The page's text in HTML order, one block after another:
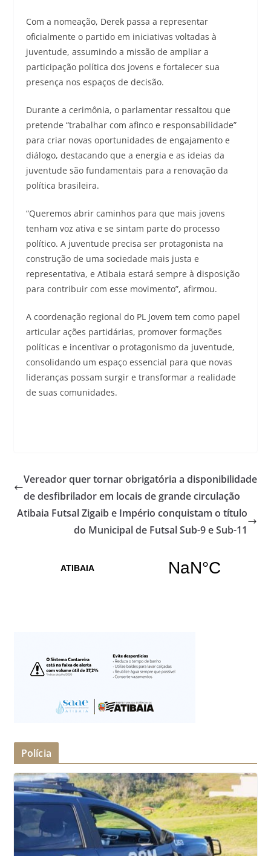
Com a nomeação, Derek passa a representar
oficialmente o partido em iniciativas voltadas à
juventude, assumindo a missão de ampliar a
participação política dos jovens e fortalecer sua
presença nos espaços de decisão.
Durante a cerimônia, o parlamentar ressaltou que
pretende “trabalhar com afinco e responsabilidade”
para criar novas oportunidades de engajamento e
diálogo, destacando que a energia e as ideias da
juventude são fundamentais para a renovação da
política brasileira.
“Queremos abrir caminhos para que mais jovens
tenham voz ativa e se sintam parte do processo
político. A juventude precisa ser protagonista na
construção de uma sociedade mais justa e
representativa, e Atibaia estará sempre à disposição
para contribuir com esse movimento”, afirmou.
A coordenação regional do PL Jovem tem como papel
articular ações partidárias, promover formações
políticas e incentivar o protagonismo da juventude,
consolidando um espaço essencial para que novas
lideranças possam surgir e transformar a realidade
de suas comunidades.
Vereador quer tornar obrigatória a disponibilidade
de desfibrilador em locais de grande circulação
Atibaia Futsal Zigaib e Império conquistam o título
do Municipal de Futsal Sub-9 e Sub-11
Polícia